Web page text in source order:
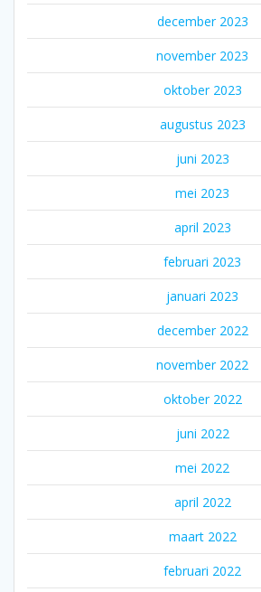
december 2023
november 2023
oktober 2023
augustus 2023
juni 2023
mei 2023
april 2023
februari 2023
januari 2023
december 2022
november 2022
oktober 2022
juni 2022
mei 2022
april 2022
maart 2022
februari 2022